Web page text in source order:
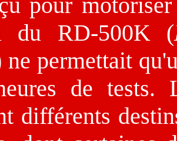
du RD-500K (
permettait
de tests.
différents